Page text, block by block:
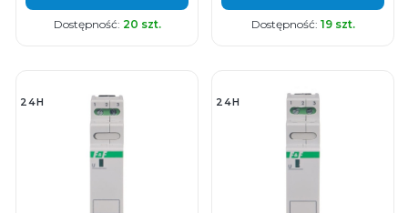
Dostępność: 20 szt. Dostępność: 19 szt.
24H 24H